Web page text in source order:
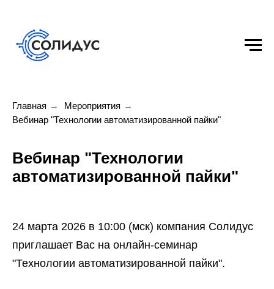
Главная → Мероприятия →
Вебинар "Технологии автоматизированной пайки"
Вебинар "Технологии
автоматизированной пайки"
24 марта 2026 в 10:00 (мск) компания Солидус
приглашает Вас на онлайн-семинар
"Технологии автоматизированной пайки".